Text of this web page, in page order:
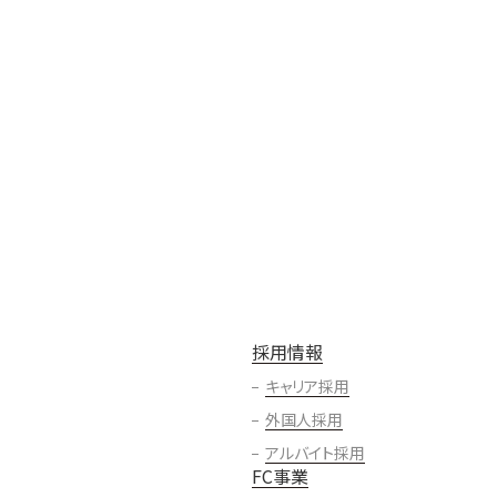
採用情報
キャリア採用
外国人採用
アルバイト採用
FC事業